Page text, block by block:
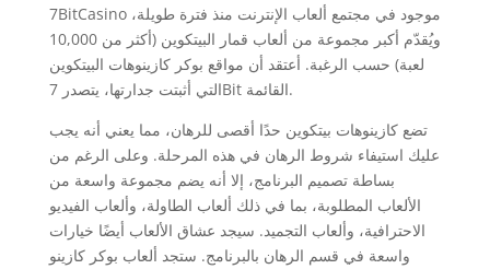
7BitCasino موجود في مجتمع ألعاب الإنترنت منذ فترة طويلة،
ويُقدّم أكبر مجموعة من ألعاب قمار البيتكوين (أكثر من 10,000
لعبة) حسب الرغبة. أعتقد أن مواقع بوكر كازينوهات البيتكوين
التي أثبتت جدارتها، يتصدر 7Bit القائمة.
تضع كازينوهات بيتكوين حدًا أقصى للرهان، مما يعني أنه يجب
عليك استيفاء شروط الرهان في هذه المرحلة. وعلى الرغم من
بساطة تصميم البرنامج، إلا أنه يضم مجموعة واسعة من
الألعاب المطلوبة، بما في ذلك ألعاب الطاولة، وألعاب الفيديو
الاحترافية، وألعاب التجميد. سيجد عشاق الألعاب أيضًا خيارات
واسعة في قسم الرهان بالبرنامج. ستجد ألعاب بوكر كازينو